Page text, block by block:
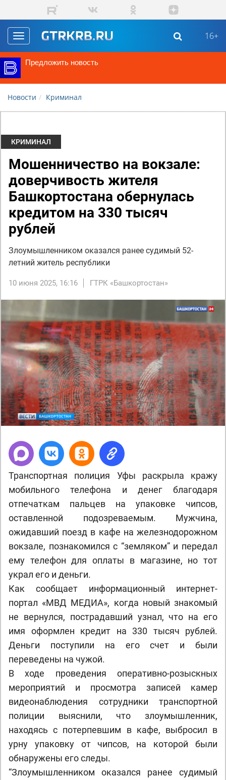
Перейти к основному содержанию
Toggle
navigation
16+
Предложить новость
Новости Криминал
КРИМИНАЛ
Мошенничество на вокзале:
доверчивость жителя
Башкортостана обернулась
кредитом на 330 тысяч
рублей
Злоумышленником оказался ранее судимый 52-
летний житель республики
10 июня 2025, 16:16 ГТРК «Башкортостан»
Транспортная полиция Уфы раскрыла кражу
мобильного телефона и денег благодаря
отпечаткам пальцев на упаковке чипсов,
оставленной подозреваемым. Мужчина,
ожидавший поезд в кафе на железнодорожном
вокзале, познакомился с “земляком” и передал
ему телефон для оплаты в магазине, но тот
украл его и деньги.
Как сообщает информационный интернет-
портал «МВД МЕДИА», когда новый знакомый
не вернулся, пострадавший узнал, что на его
имя оформлен кредит на 330 тысяч рублей.
Деньги поступили на его счет и были
переведены на чужой.
В ходе проведения оперативно-розыскных
мероприятий и просмотра записей камер
видеонаблюдения сотрудники транспортной
полиции выяснили, что злоумышленник,
находясь с потерпевшим в кафе, выбросил в
урну упаковку от чипсов, на которой были
обнаружены его следы.
“Злоумышленником оказался ранее судимый